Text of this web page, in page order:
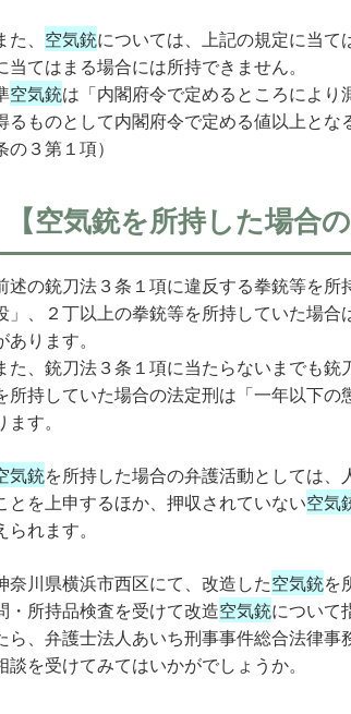
た、 空気銃については、上記の規定に当
当てはまる場合には所持できません。
空気銃は「内閣府令で定めるところによ
るものとして内閣府令で定める値以上と
の３第１項）
【空気銃を所持した場合
述の銃刀法３条１項に違反する拳銃等を
」、２丁以上の拳銃等を所持していた場
あります。
た、銃刀法３条１項に当たらないまでも
所持していた場合の法定刑は「一年以下
ます。
気銃を所持した場合の弁護活動としては
とを上申するほか、押収されていない空気
られます。
奈川県横浜市西区にて、改造した空気銃を
・所持品検査を受けて改造空気銃について
ら、弁護士法人あいち刑事事件総合法律
談を受けてみてはいかがでしょうか。